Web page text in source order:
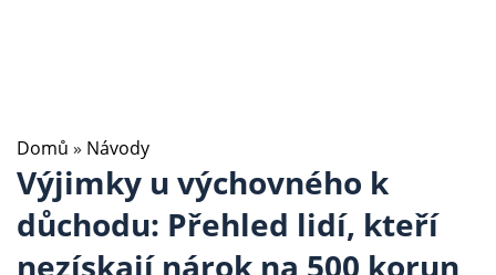
Domů » Návody
Výjimky u výchovného k
důchodu: Přehled lidí, kteří
nezískají nárok na 500 korun